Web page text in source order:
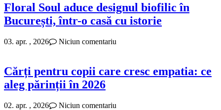
Floral Soul aduce designul biofilic în
București, într-o casă cu istorie
03. apr. , 2026 Niciun comentariu
Cărți pentru copii care cresc empatia: ce
aleg părinții în 2026
02. apr. , 2026 Niciun comentariu